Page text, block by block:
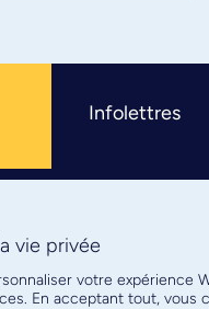
Infolettres
vie privée
votre
En acceptant tout,